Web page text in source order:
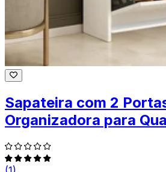
Sapateira com 2
Organizadora para